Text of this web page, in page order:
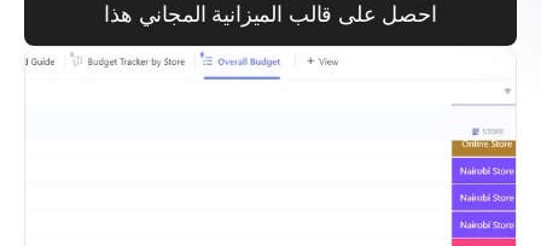
احصل على قالب الميزانية المجاني هذا